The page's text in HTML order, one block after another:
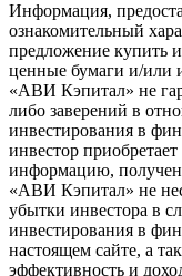
Информация,
ознакомительный
предложение купить
ценные бумаги и/
«АВИ Кэпитал» не
либо заверений в
инвестирования в
инвестор
информацию,
«АВИ Кэпитал» не
убытки инвестора в
инвестирования в
настоящем сайте, а
эффективность и